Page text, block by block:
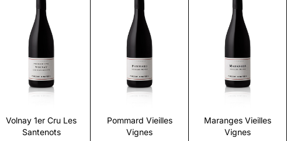
Volnay 1er Cru Les
Santenots
Scopri
Pommard Vieilles
Vignes
Scopri
Maranges Vieilles
Vignes
Scopri